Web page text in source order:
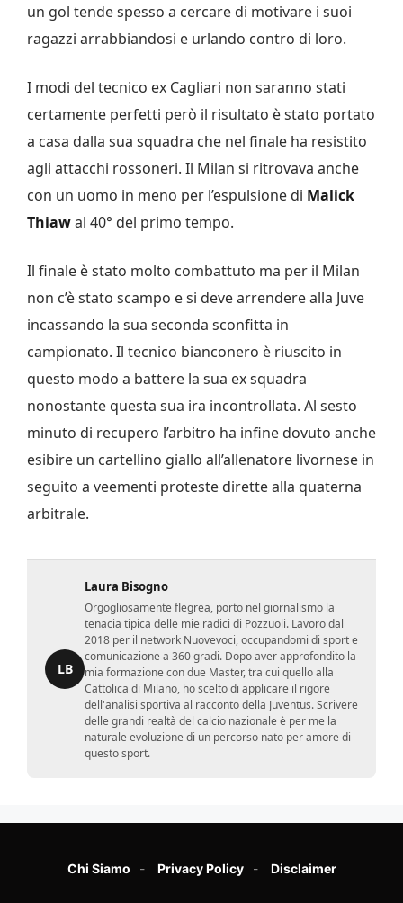
un gol tende spesso a cercare di motivare i suoi
ragazzi arrabbiandosi e urlando contro di loro.
I modi del tecnico ex Cagliari non saranno stati
certamente perfetti però il risultato è stato portato
a casa dalla sua squadra che nel finale ha resistito
agli attacchi rossoneri. Il Milan si ritrovava anche
con un uomo in meno per l’espulsione di Malick
Thiawal 40° del primo tempo.
Il finale è stato molto combattuto ma per il Milan
non c’è stato scampo e si deve arrendere alla Juve
incassando la sua seconda sconfitta in
campionato. Il tecnico bianconero è riuscito in
questo modo a battere la sua ex squadra
nonostante questa sua ira incontrollata. Al sesto
minuto di recupero l’arbitro ha infine dovuto anche
esibire un cartellino giallo all’allenatore livornese in
seguito a veementi proteste dirette alla quaterna
arbitrale.
LB
Laura Bisogno
Orgogliosamente flegrea, porto nel giornalismo la
tenacia tipica delle mie radici di Pozzuoli. Lavoro dal
2018 per il network Nuovevoci, occupandomi di sport e
comunicazione a 360 gradi. Dopo aver approfondito la
mia formazione con due Master, tra cui quello alla
Cattolica di Milano, ho scelto di applicare il rigore
dell'analisi sportiva al racconto della Juventus. Scrivere
delle grandi realtà del calcio nazionale è per me la
naturale evoluzione di un percorso nato per amore di
questo sport.
Chi Siamo Privacy Policy Disclaimer